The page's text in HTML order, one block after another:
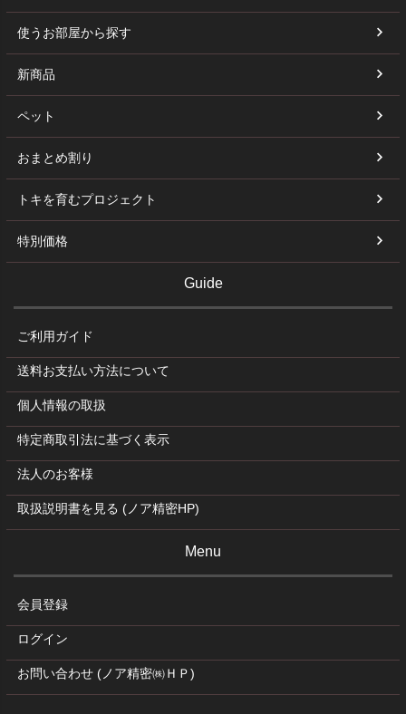
使うお部屋から探す
新商品
ペット
おまとめ割り
トキを育むプロジェクト
特別価格
Guide
ご利用ガイド
送料お支払い方法について
個人情報の取扱
特定商取引法に基づく表示
法人のお客様
取扱説明書を見る (ノア精密HP)
Menu
会員登録
ログイン
お問い合わせ (ノア精密㈱ＨＰ)